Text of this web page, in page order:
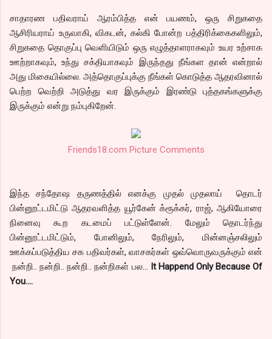
சாதாரண பதிவராய் ஆரம்பித்த என் பயணம், ஒரு சிறுகதை
ஆசிரியராய் உருவாகி, விகடன், கல்கி போன்ற பத்திரிக்கைகளிலும்,
சிறுகதை தொகுப்பு வெளியிடும் ஒரு எழுத்தாளராகவும் உயர உற்சாக
ஊற்றாகவும், உந்து சக்தியாகவும் இருந்தது நீங்கள தான் என்றால்
அது மிகையில்லை. அத்தொகுப்புக்கு நீங்கள் கொடுத்த ஆதரவினால்
பெற்ற வெற்றி அடுத்து வர இருக்கும் இரண்டு புத்தகங்களுக்கு
இருக்கும் என்று நம்புகிறேன்.
Friends18.com Picture Comments
இந்த சந்தோஷ தருணத்தில் எனக்கு முதல் முதலாய் தொடர்
பின்னூட்டமிட்டு ஆதரவளித்த யூர்கேன் க்ரூக்கர், ராஜ், ஆகியோரை
நினைவு கூற கடமைப் பட்டுள்ளேன். மேலும் தொடர்ந்து
பின்னூட்டமிட்டும், போனிலும், நேரிலும், மின்னஞ்சலிலும்
ஊக்கப்படுத்திய சக பதிவர்கள், வாசகர்கள் ஒவ்வொருவருக்கும் என்
நன்றி.. நன்றி.. நன்றி.. நன்றிகள் பல... It Happend Only Because Of
You….